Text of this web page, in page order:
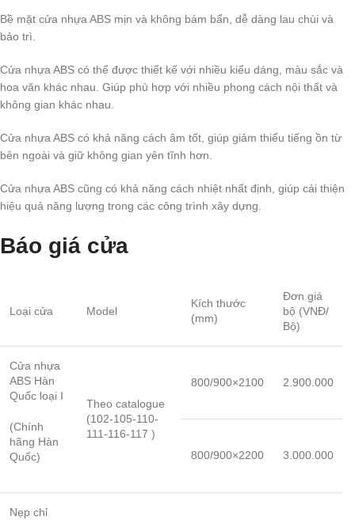
Bề mặt cửa nhựa ABS mịn và không bám bẩn, dễ dàng lau chùi và
bảo trì.
Cửa nhựa ABS có thể được thiết kế với nhiều kiểu dáng, màu sắc và
hoa văn khác nhau. Giúp phù hợp với nhiều phong cách nội thất và
không gian khác nhau.
Cửa nhựa ABS có khả năng cách âm tốt, giúp giảm thiểu tiếng ồn từ
bên ngoài và giữ không gian yên tĩnh hơn.
Cửa nhựa ABS cũng có khả năng cách nhiệt nhất định, giúp cải thiện
hiệu quả năng lượng trong các công trình xây dựng.
Báo giá cửa
Loại cửa Model
Kích thước
(mm)
Đơn giá
bộ (VNĐ/
Bộ)
Cửa nhựa
ABS Hàn
Quốc loại I
(Chính
hãng Hàn
Quốc)
Theo catalogue
(102-105-110-
111-116-117 )
800/900×2100 2.900.000
800/900×2200 3.000.000
Nẹp chỉ